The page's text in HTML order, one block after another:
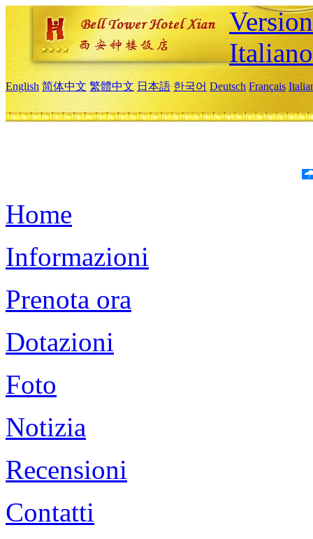
Italiano
English 简体中文 繁體中文 日本語 한국어 Deutsch Français
Home
Informazioni
Prenota ora
Dotazioni
Foto
Notizia
Recensioni
Contatti